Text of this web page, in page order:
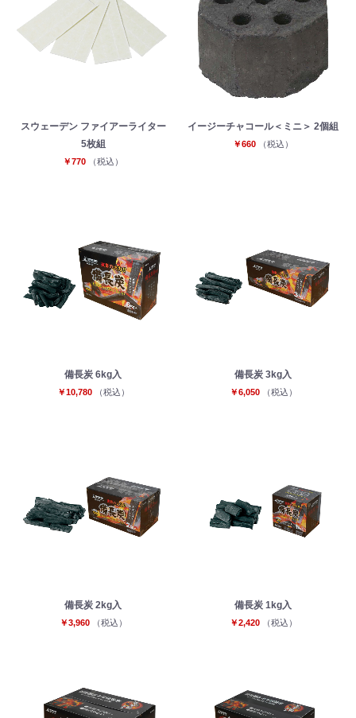
スウェーデン ファイアーライター
5枚組
￥770 （税込）
イージーチャコール＜ミニ＞ 2個組
￥660 （税込）
備長炭 6kg入
￥10,780 （税込）
備長炭 3kg入
￥6,050 （税込）
備長炭 2kg入
￥3,960 （税込）
備長炭 1kg入
￥2,420 （税込）